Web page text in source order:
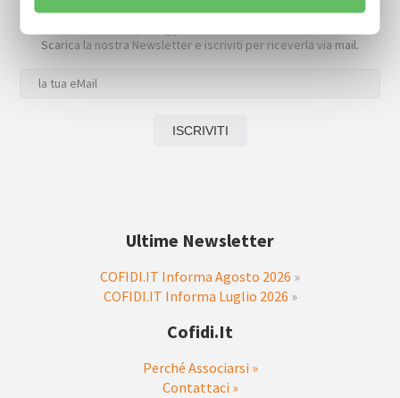
Scarica la nostra Newsletter e iscriviti per riceverla via mail.
Ultime Newsletter
COFIDI.IT Informa Agosto 2026 »
COFIDI.IT Informa Luglio 2026 »
Cofidi.it
Perché Associarsi »
Contattaci »